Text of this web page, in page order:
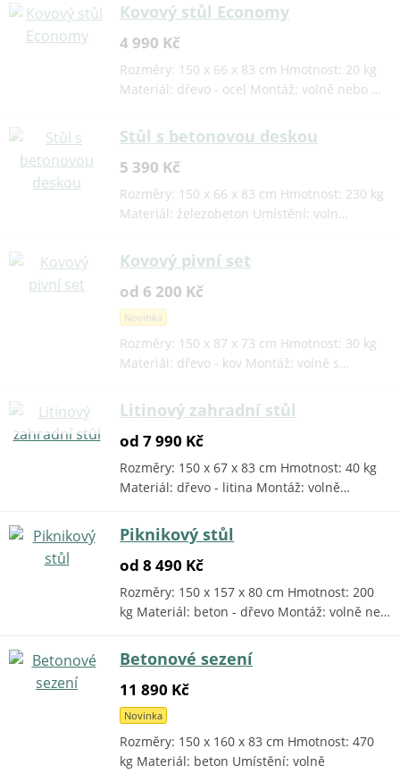
Kovový stůl Economy
4 990 Kč
Rozměry: 150 x 66 x 83 cm Hmotnost: 20 kg
Materiál: dřevo - ocel Montáž: volně nebo …
Stůl s betonovou deskou
5 390 Kč
Rozměry: 150 x 66 x 83 cm Hmotnost: 230 kg
Materiál: železobeton Umístění: voln…
Kovový pivní set
od 6 200 Kč
Novinka
Rozměry: 150 x 87 x 73 cm Hmotnost: 30 kg
Materiál: dřevo - kov Montáž: volně s…
Litinový zahradní stůl
od 7 990 Kč
Rozměry: 150 x 67 x 83 cm Hmotnost: 40 kg
Materiál: dřevo - litina Montáž: volně…
Piknikový stůl
od 8 490 Kč
Rozměry: 150 x 157 x 80 cm Hmotnost: 200
kg Materiál: beton - dřevo Montáž: volně ne…
Betonové sezení
11 890 Kč
Novinka
Rozměry: 150 x 160 x 83 cm Hmotnost: 470
kg Materiál: beton Umístění: volně